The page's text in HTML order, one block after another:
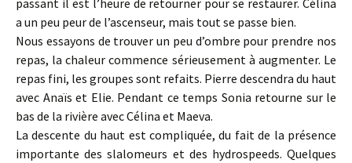
passant il est l’heure de retourner pour se restaurer. Célina
a un peu peur de l’ascenseur, mais tout se passe bien.
Nous essayons de trouver un peu d’ombre pour prendre nos
repas, la chaleur commence sérieusement à augmenter. Le
repas fini, les groupes sont refaits. Pierre descendra du haut
avec Anaïs et Elie. Pendant ce temps Sonia retourne sur le
bas de la rivière avec Célina et Maeva.
La descente du haut est compliquée, du fait de la présence
importante des slalomeurs et des hydrospeeds. Quelques